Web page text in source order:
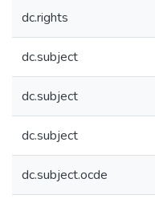
dc.rights
dc.subject
dc.subject
dc.subject
dc.subject.ocde